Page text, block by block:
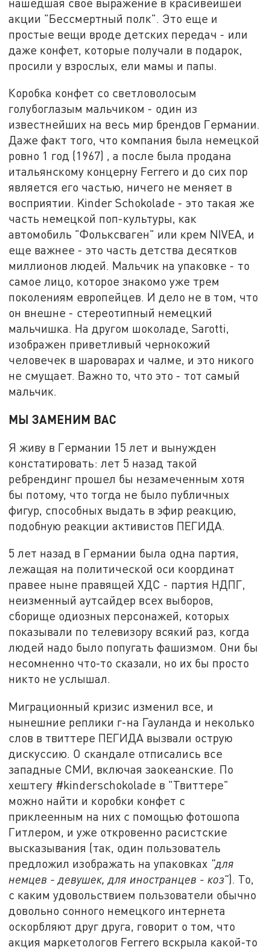
акции "Бессмертный полк". Это еще и
простые вещи вроде детских передач - или
даже конфет, которые получали в подарок,
просили у взрослых, ели мамы и папы.
Коробка конфет со светловолосым
голубоглазым мальчиком - один из
известнейших на весь мир брендов Германии.
Даже факт того, что компания была немецкой
ровно 1 год (1967) , а после была продана
итальянскому концерну Ferrero и до сих пор
является его частью, ничего не меняет в
восприятии. Kinder Schokolade - это такая же
часть немецкой поп-культуры, как
автомобиль "Фольксваген" или крем NIVEA, и
еще важнее - это часть детства десятков
миллионов людей. Мальчик на упаковке - то
самое лицо, которое знакомо уже трем
поколениям европейцев. И дело не в том, что
он внешне - стереотипный немецкий
мальчишка. На другом шоколаде, Sarotti,
изображен приветливый чернокожий
человечек в шароварах и чалме, и это никого
не смущает. Важно то, что это - тот самый
мальчик.
МЫ ЗАМЕНИМ ВАС
Я живу в Германии 15 лет и вынужден
констатировать: лет 5 назад такой
ребрендинг прошел бы незамеченным хотя
бы потому, что тогда не было публичных
фигур, способных выдать в эфир реакцию,
подобную реакции активистов ПЕГИДА.
5 лет назад в Германии была одна партия,
лежащая на политической оси координат
правее ныне правящей ХДС - партия НДПГ,
неизменный аутсайдер всех выборов,
сборище одиозных персонажей, которых
показывали по телевизору всякий раз, когда
людей надо было попугать фашизмом. Они бы
несомненно что-то сказали, но их бы просто
никто не услышал.
Миграционный кризис изменил все, и
нынешние реплики г-на Гауланда и неколько
слов в твиттере ПЕГИДА вызвали острую
дискуссию. О скандале отписались все
западные СМИ, включая заокеанские. По
хештегу #kinderschokolade в "Твиттере"
можно найти и коробки конфет с
приклеенным на них с помощью фотошопа
Гитлером, и уже откровенно расистские
высказывания (так, один пользователь
предложил изображать на упаковках "для
немцев - девушек, для иностранцев - коз"). То,
с каким удовольствием пользователи обычно
довольно сонного немецкого интернета
оскорбляют друг друга, говорит о том, что
акция маркетологов Ferrero вскрыла какой-то